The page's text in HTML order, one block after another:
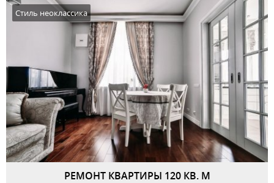
РЕМОНТ КВАРТИРЫ 120 КВ. М
Стиль неоклассика